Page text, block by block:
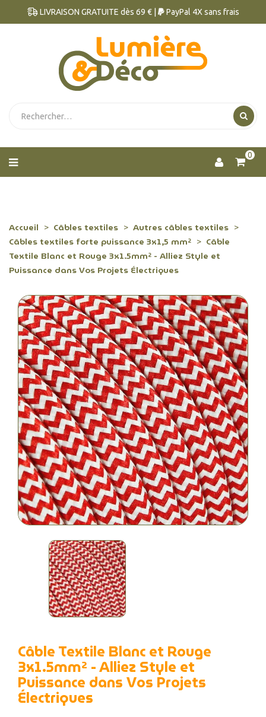
LIVRAISON GRATUITE dès 69 € | PayPal 4X sans frais
0
Accueil Câbles textiles
Autres câbles textiles
Câbles textiles forte puissance 3x1,5 mm²
Câble
Textile Blanc et Rouge 3x1.5mm² - Alliez Style et
Puissance dans Vos Projets Électriques
Câble Textile Blanc et Rouge
3x1.5mm² - Alliez Style et
Puissance dans Vos Projets
Électriques